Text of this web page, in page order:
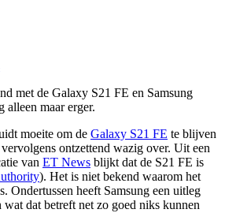
met de Galaxy S21 FE en Samsung
alleen maar erger.
moeite om de Galaxy S21 FE te blijven
ontzettend wazig over. Uit een
van ET News blijkt dat de S21 FE is
). Het is niet bekend waarom het
Ondertussen heeft Samsung een uitleg
wat dat betreft net zo goed niks kunnen